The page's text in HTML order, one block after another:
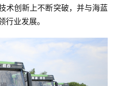
术创新上不断突破，并与海蓝
行业发展。